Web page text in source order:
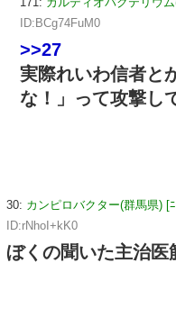
ID:BCg74FuM0
>>27
実際れいわ信者と
な！」って攻撃し
30: カンピロバクター(群馬県) [
ID:rNhoI+kK0
ぼくの聞いた主治医